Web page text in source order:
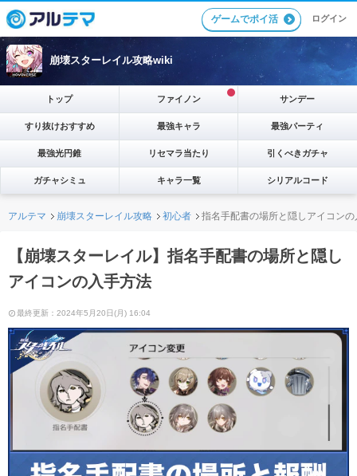
ゲームでポイ活 ログイン
崩壊スターレイル攻略wiki
トップ ファイノン サンデー
すり抜けおすすめ 最強キャラ 最強パーティ
最強光円錐 リセマラ当たり 引くべきガチャ
ガチャシミュ キャラ一覧 シリアルコード
アルテマ 崩壊スターレイル攻略 初心者 指名手配書の場所と隠しアイコンの
【崩壊スターレイル】指名手配書の場所と隠し
アイコンの入手方法
最終更新：2024年5月20日(月) 16:04